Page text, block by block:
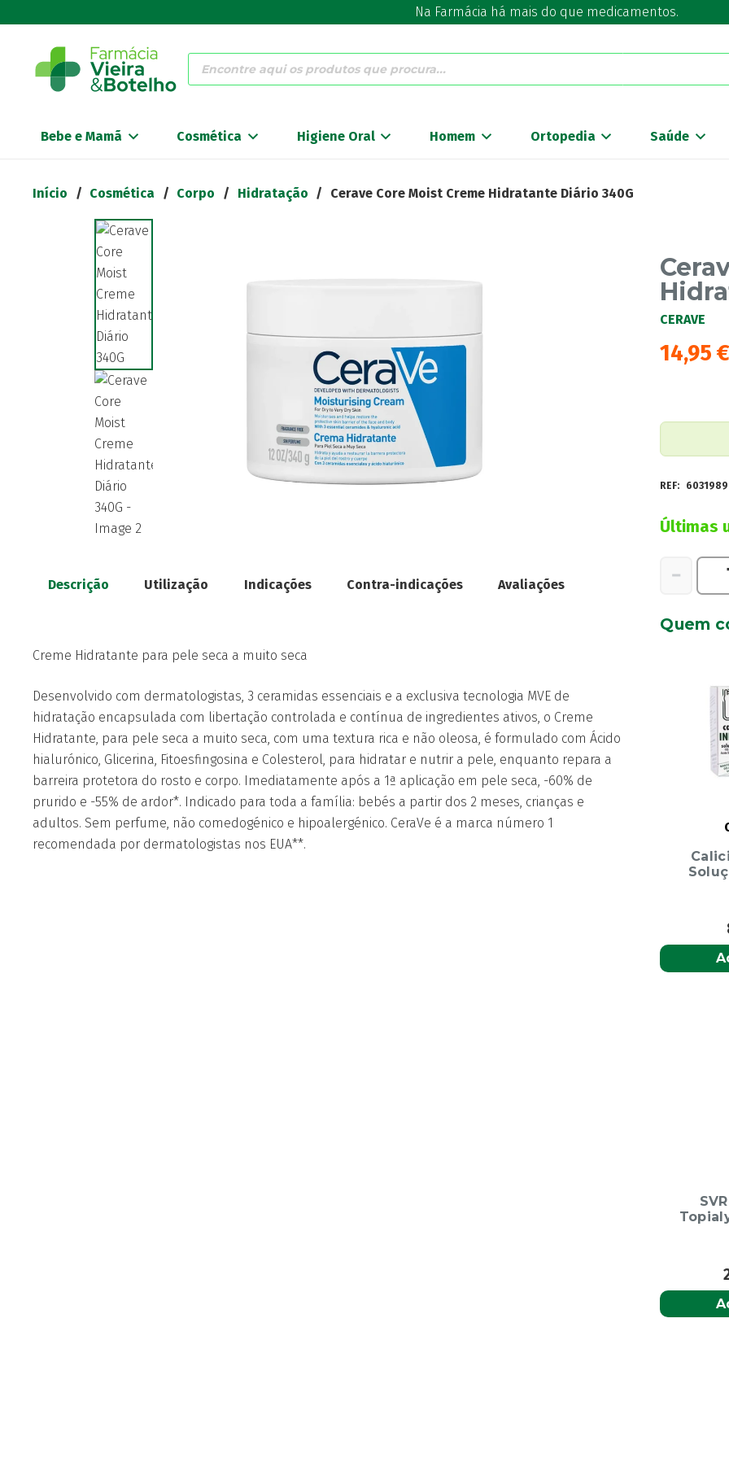
Na Farmácia há mais do que medicamentos.
Products
search
Bebe e Mamã Cosmética Higiene Oral Homem Ortopedia Saúde
Início / Cosmética / Corpo / Hidratação / Cerave Core Moist Creme Hidratante Diário 340G
Descrição Utilização Indicações Contra-indicações Avaliações
Creme Hidratante para pele seca a muito seca
Desenvolvido com dermatologistas, 3 ceramidas essenciais e a exclusiva tecnologia MVE de
hidratação encapsulada com libertação controlada e contínua de ingredientes ativos, o Creme
Hidratante, para pele seca a muito seca, com uma textura rica e não oleosa, é formulado com Ácido
hialurónico, Glicerina, Fitoesfingosina e Colesterol, para hidratar e nutrir a pele, enquanto repara a
barreira protetora do rosto e corpo. Imediatamente após a 1ª aplicação em pele seca, -60% de
prurido e -55% de ardor*. Indicado para toda a família: bebés a partir dos 2 meses, crianças e
adultos. Sem perfume, não comedogénico e hipoalergénico. CeraVe é a marca número 1
recomendada por dermatologistas nos EUA**.
CERAVE
14,95
REF: 6031989
Últimas
−
Core
Hidratante
Quem